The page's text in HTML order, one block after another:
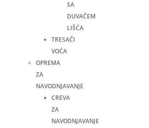
SA
DUVAČEM
LIŠĆA
TRESAČI
VOĆA
OPREMA
ZA
NAVODNJAVANJE
CREVA
ZA
NAVODNJAVANJE